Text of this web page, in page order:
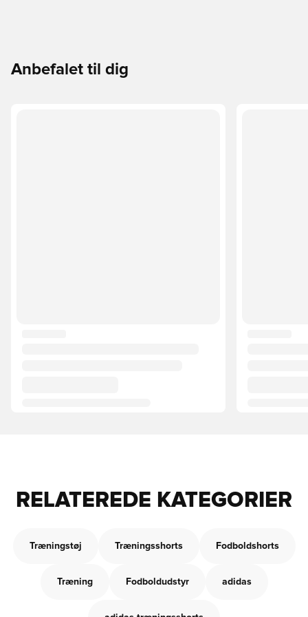
Anbefalet til dig
RELATEREDE KATEGORIER
Træningstøj Træningsshorts Fodboldshorts
Træning Fodboldudstyr adidas